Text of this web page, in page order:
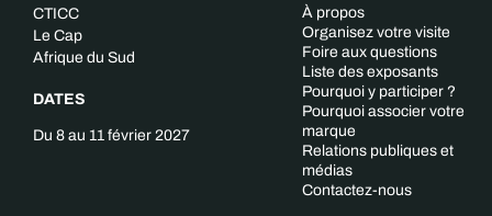
CTICC
Le Cap
Afrique du Sud
DATES
Du 8 au 11 février 2027
À propos
Organisez votre visite
Foire aux questions
Liste des exposants
Pourquoi y participer ?
Pourquoi associer votre
marque
Relations publiques et
médias
Contactez-nous